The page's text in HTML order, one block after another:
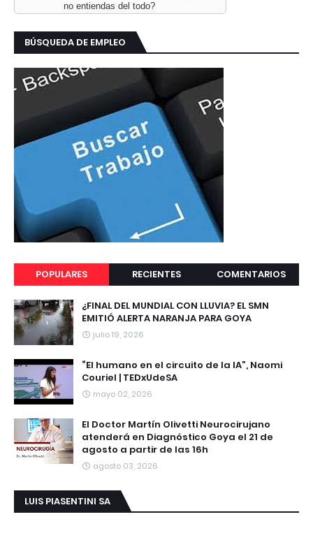
no entiendas del todo?
BÚSQUEDA DE EMPLEO
POPULARES RECIENTES COMENTARIOS
¿FINAL DEL MUNDIAL CON LLUVIA? EL SMN
EMITIÓ ALERTA NARANJA PARA GOYA
julio 19, 2026
“El humano en el circuito de la IA”, Naomi
Couriel | TEDxUdeSA
mayo 02, 2026
El Doctor Martín Olivetti Neurocirujano
atenderá en Diagnóstico Goya el 21 de
agosto a partir de las 16h
agosto 03, 2026
LUIS PIASENTINI SA